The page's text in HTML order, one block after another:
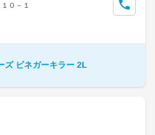
０－１
ズ ビネガーキラー 2L